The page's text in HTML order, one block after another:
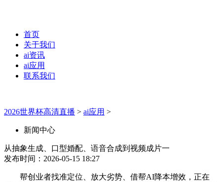
首页
关于我们
ai资讯
ai应用
联系我们
2026世界杯高清直播 > ai应用 >
新闻中心
从抽象生成、口型婚配、语音合成到视频成片一
发布时间：2026-05-15 18:27
帮创业者找准定位、放大劣势、借帮AI降本增效，正在